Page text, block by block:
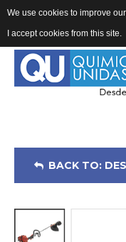
BACK TO:
We use cookies to improve
I accept cookies from this site.